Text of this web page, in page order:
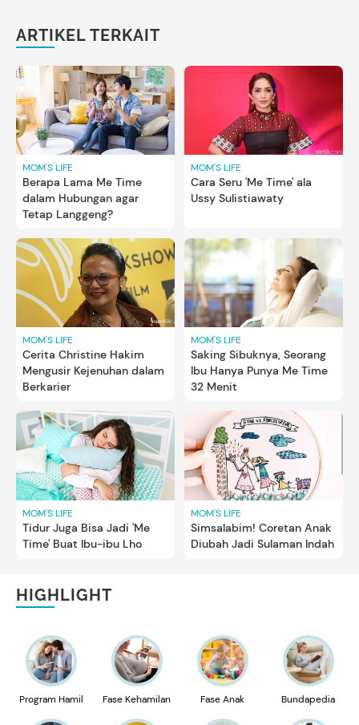
ARTIKEL TERKAIT
MOM'S LIFE
Berapa Lama Me Time
dalam Hubungan agar
Tetap Langgeng?
MOM'S LIFE
Cara Seru 'Me Time' ala
Ussy Sulistiawaty
MOM'S LIFE
Cerita Christine Hakim
Mengusir Kejenuhan dalam
Berkarier
MOM'S LIFE
Saking Sibuknya, Seorang
Ibu Hanya Punya Me Time
32 Menit
MOM'S LIFE
Tidur Juga Bisa Jadi 'Me
Time' Buat Ibu-ibu Lho
MOM'S LIFE
Simsalabim! Coretan Anak
Diubah Jadi Sulaman Indah
HIGHLIGHT
Program Hamil Fase Kehamilan Fase Anak Bundapedia